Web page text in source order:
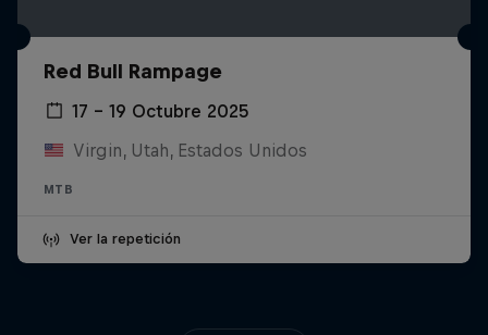
Red Bull Rampage
17 – 19 Octubre 2025
Virgin, Utah, Estados Unidos
MTB
Ver la repetición